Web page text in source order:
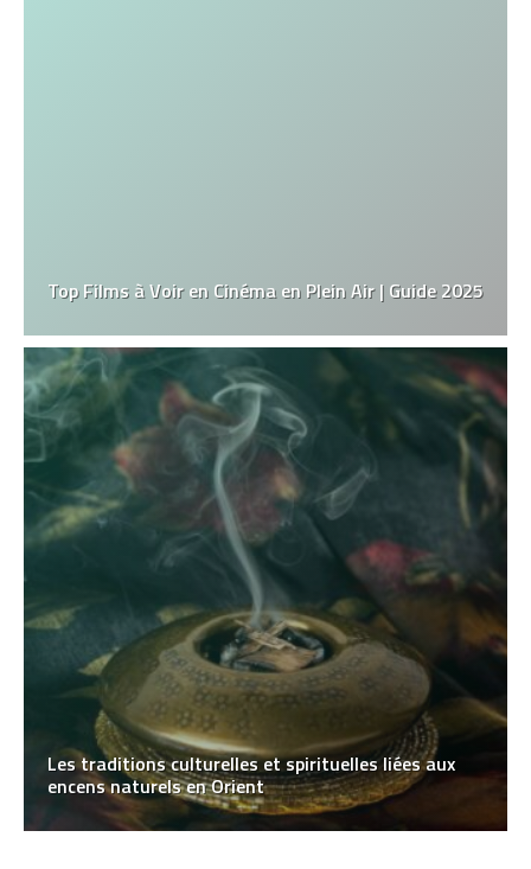
Top Films à Voir en Cinéma en Plein Air | Guide 2025
Les traditions culturelles et spirituelles liées aux
encens naturels en Orient